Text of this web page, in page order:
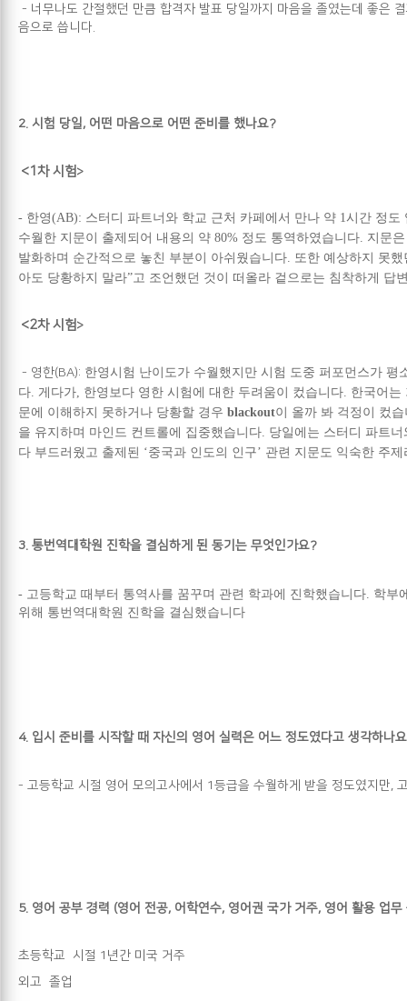
- 너무나도 간절했던 만큼 합격자 발표 당일까지 마음을 졸였는데 좋은
음으로 씁니다.
2. 시험 당일, 어떤 마음으로 어떤 준비를 했나요?
<1 차 시험 >
- 한영(AB): 스터디 파트너와 학교 근처 카페에서 만나 약 1시간 정
수월한 지문이 출제되어 내용의 약 80% 정도 통역하였습니다. 지문
발화하며 순간적으로 놓친 부분이 아쉬웠습니다. 또한 예상하지 못
아도 당황하지 말라”고 조언했던 것이 떠올라 겉으로는 침착하게 답
<2차 시험 >
- 영한(BA): 한영시험 난이도가 수월했지만 시험 도중 퍼포먼스가
다. 게다가, 한영보다 영한 시험에 대한 두려움이 컸습니다. 한국어
문에 이해하지 못하거나 당황할 경우 blackout이 올까 봐 걱정이 컸
을 유지하며 마인드 컨트롤에 집중했습니다. 당일에는 스터디 파트
다 부드러웠고 출제된 ‘중국과 인도의 인구’ 관련 지문도 익숙한 주
3. 통번역대학원 진학을 결심하게 된 동기는 무엇인가요?
- 고등학교 때부터 통역사를 꿈꾸며 관련 학과에 진학했습니다. 학
위해 통번역대학원 진학을 결심했습니다
4. 입시 준비를 시작할 때 자신의 영어 실력은 어느 정도였다고 생각하나
- 고등학교 시절 영어 모의고사에서 1등급을 수월하게 받을 정도였지만
5. 영어 공부 경력 (영어 전공, 어학연수, 영어권 국가 거주, 영어 활용 업
초등학교 시절 1년간 미국 거주
외고 졸업